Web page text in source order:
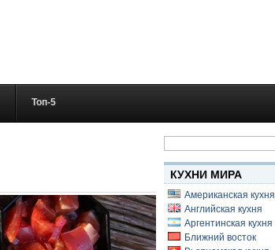
Топ-5
Найти:
КУХНИ МИРА
Американская кухня
Английская кухня
Аргентинская кухня
Ближний восток